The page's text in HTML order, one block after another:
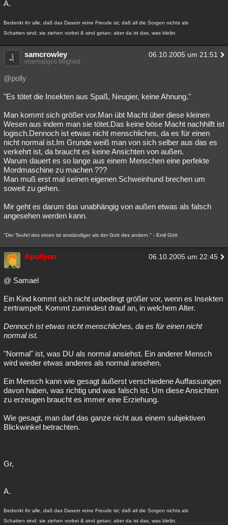
A.
Bedenkt ihr alle, daß das Dasein reine Freude ist; daß all die Sorgen nichts als
Schatten sind; sie ziehen vorbei & sind getan; aber da ist das, was bleibt.
samcrowley 06.10.2005 um 21:51
ehemaliges Mitglied
@polly
"Es tötet die Insekten aus Spaß, Neugier, keine Ahnung."
Man kommt sich größer vor.Man übt Macht über diese kleinen
Wesen aus indem man sie tötet.Das keine böse Macht nachhilft ist
logisch.Dennoch ist etwas nicht menschliches, da es für einen
nicht normal ist.Im Grunde weiß man von sich selber aus das es
verkehrt ist, da braucht es keine Ansichten von außen.
Warum dauert es so lange aus einem Menschen eine perfekte
Mordmaschine zu machen ???
Man muß erst mal seinen eigenen Schweinhund brechen um
soweit zu gehen.
Mir geht es darum das unabhängig von außen etwas als falsch
angesehen werden kann.
"Der Teufel des einen ist anständiger als der Gott des andern." - Emil Gött
Apollyon 06.10.2005 um 22:45
@ Samael
Ein Kind kommt sich nicht unbedingt größer vor, wenn es Insekten
zertrampelt. Kommt zumindest drauf an, in welchem Alter.
Dennoch ist etwas nicht menschliches, da es für einen nicht
normal ist.
"Normal" ist, was DU als normal ansiehst. Ein anderer Mensch
wird wieder etwas anderes als normal ansehen.
Ein Mensch kann wie gesagt äußerst verschiedene Auffassungen
davon haben, was richtig und was falsch ist. Um diese Ansichten
zu erzeugen braucht es immer eine Erziehung.
Wie gesagt, man darf das ganze nicht aus einem subjektiven
Blickwinkel betrachten.
Gr,
A.
Bedenkt ihr alle, daß das Dasein reine Freude ist; daß all die Sorgen nichts als
Schatten sind; sie ziehen vorbei & sind getan; aber da ist das, was bleibt.